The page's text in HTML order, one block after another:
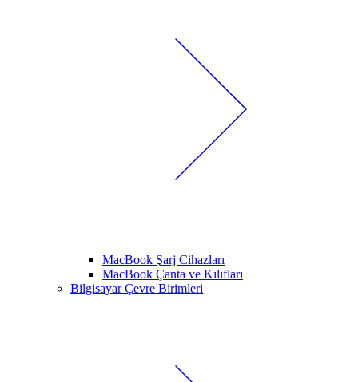
MacBook Şarj Cihazları
MacBook Çanta ve Kılıfları
Bilgisayar Çevre Birimleri